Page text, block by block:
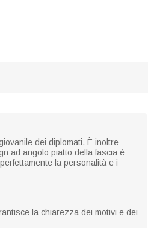
dei diplomati. È inoltre
ad angolo piatto della fascia è
la personalità e i
la chiarezza dei motivi e dei